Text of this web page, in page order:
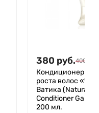
380 руб.400
Кондиционер для
роста волос
Ватика (Natural
Conditioner Garlic
200 мл.